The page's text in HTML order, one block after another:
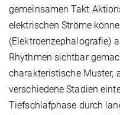
gemeinsamen Takt
elektrischen Ströme
(Elektroenzephalografie)
Rhythmen sichtbar
charakteristische Muster,
verschiedene Stadien
Tiefschlafphase durch